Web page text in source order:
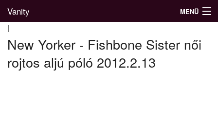
Vanity MENÜ
Divatblog
|
New Yorker - Fishbone Sister női
rojtos aljú póló 2012.2.13